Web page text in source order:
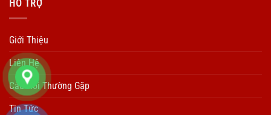
HÕ TRỢ
Giới Thiệu
Liên Hệ
Câu Hỏi Thường Gặp
Tin Tức